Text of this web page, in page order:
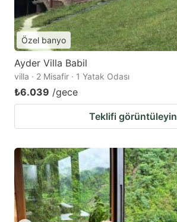
Özel banyo
Ayder Villa Babil
villa · 2 Misafir · 1 Yatak Odası
₺6.039 /gece
Teklifi görüntüleyin